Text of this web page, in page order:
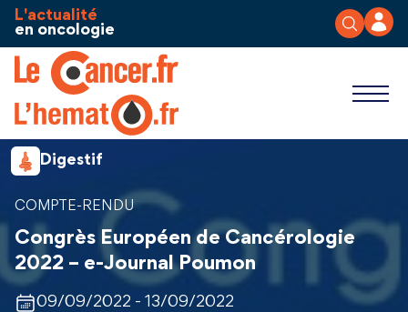
Aller au contenu
L'actualité
en oncologie
Digestif
COMPTE-RENDU
Congrès Européen de Cancérologie
2022 – e-Journal Poumon
09/09/2022 - 13/09/2022
Panneau de gestion des cookies